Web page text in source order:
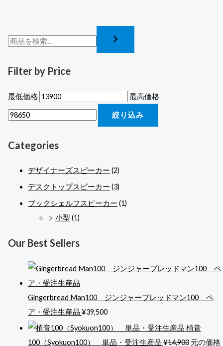
Filter by Price
最低価格 最高価格
絞り込み
Categories
デザイナーズスピーカー (2)
デスクトップスピーカー (3)
ブックシェルフスピーカー (1)
小型 (1)
Our Best Sellers
Gingerbread Man100 ジンジャーブレッドマン100 ペ
ア・受注生産品 ¥39,500
植音
100（Syokuon100） 単品・受注生産品 ¥14,900 元の価格